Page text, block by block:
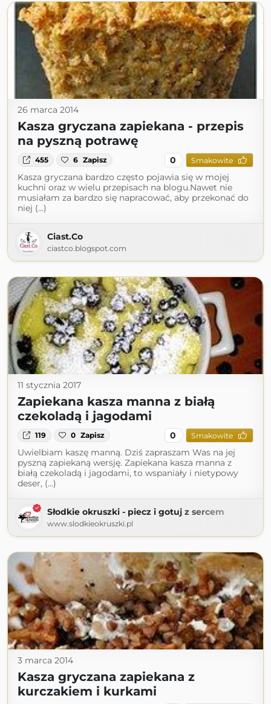
26 marca 2014
Kasza gryczana zapiekana - przepis
na pyszną potrawę
455 6 Zapisz 0 Smakowite
Kasza gryczana bardzo często pojawia się w mojej
kuchni oraz w wielu przepisach na blogu.Nawet nie
musiałam za bardzo się napracować, aby przekonać do
niej (...)
Ciast.Co
ciastco.blogspot.com
11 stycznia 2017
Zapiekana kasza manna z białą
czekoladą i jagodami
119 0 Zapisz 0 Smakowite
Uwielbiam kaszę manną. Dziś zapraszam Was na jej
pyszną zapiekaną wersję. Zapiekana kasza manna z
białą czekoladą i jagodami, to wspaniały i nietypowy
deser, (...)
Słodkie okruszki - piecz i gotuj z sercem
www.slodkieokruszki.pl
3 marca 2014
Kasza gryczana zapiekana z
kurczakiem i kurkami